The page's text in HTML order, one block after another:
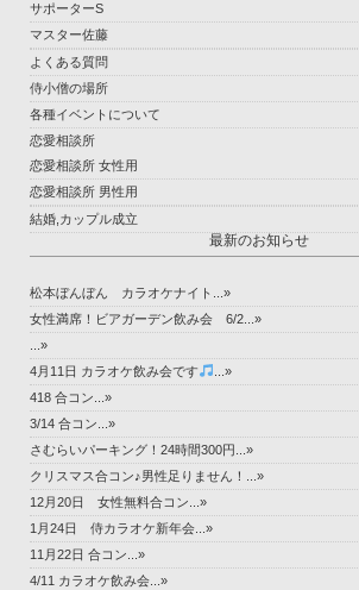
サポーターS
マスター佐藤
よくある質問
侍小僧の場所
各種イベントについて
恋愛相談所
恋愛相談所 女性用
恋愛相談所 男性用
結婚,カップル成立
最新のお知らせ
松本ぼんぼん カラオケナイト...»
女性満席！ビアガーデン飲み会 6/2...»
...»
4月11日 カラオケ飲み会です
...»
418 合コン...»
3/14 合コン...»
さむらいパーキング！24時間300円...»
クリスマス合コン♪男性足りません！...»
12月20日 女性無料合コン...»
1月24日 侍カラオケ新年会...»
11月22日 合コン...»
4/11 カラオケ飲み会...»